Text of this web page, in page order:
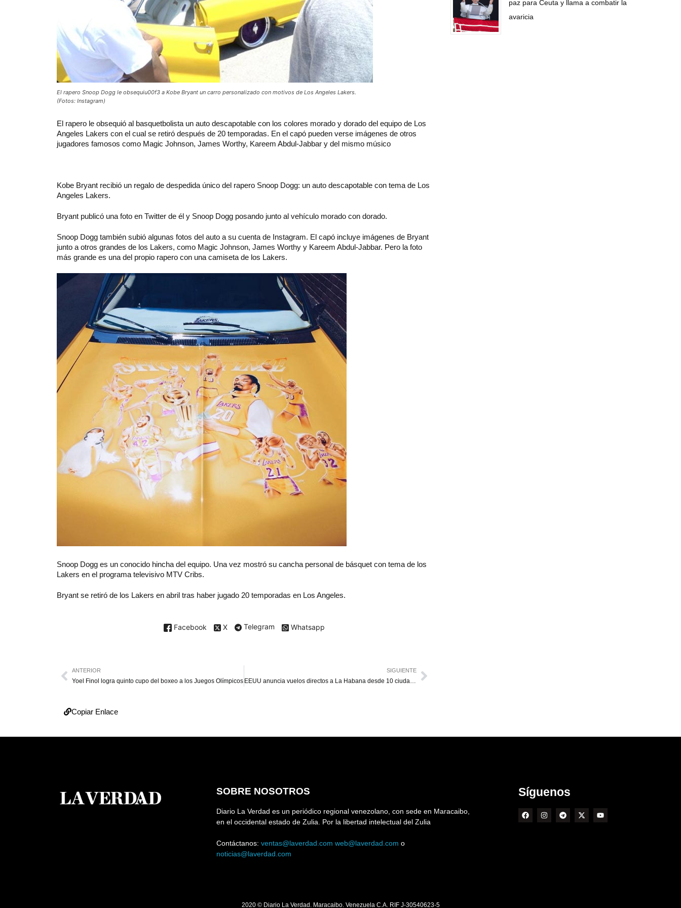
El rapero Snoop Dogg le obsequiu00f3 a Kobe Bryant un carro personalizado con motivos de Los Angeles Lakers.
(Fotos: Instagram)
El rapero le obsequió al basquetbolista un auto descapotable con los colores morado y dorado del equipo de Los
Angeles Lakers con el cual se retiró después de 20 temporadas. En el capó pueden verse imágenes de otros
jugadores famosos como Magic Johnson, James Worthy, Kareem Abdul-Jabbar y del mismo músico
Kobe Bryant recibió un regalo de despedida único del rapero Snoop Dogg: un auto descapotable con tema de Los
Angeles Lakers.
Bryant publicó una foto en Twitter de él y Snoop Dogg posando junto al vehículo morado con dorado.
Snoop Dogg también subió algunas fotos del auto a su cuenta de Instagram. El capó incluye imágenes de Bryant
junto a otros grandes de los Lakers, como Magic Johnson, James Worthy y Kareem Abdul-Jabbar. Pero la foto
más grande es una del propio rapero con una camiseta de los Lakers.
Snoop Dogg es un conocido hincha del equipo. Una vez mostró su cancha personal de básquet con tema de los
Lakers en el programa televisivo MTV Cribs.
Bryant se retiró de los Lakers en abril tras haber jugado 20 temporadas en Los Angeles.
Facebook X Telegram Whatsapp
paz para Ceuta y llama a combatir la
avaricia
ANTERIOR
Yoel Finol logra quinto cupo del boxeo a los Juegos Olímpicos
SIGUIENTE
Copiar Enlace
SOBRE NOSOTROS
Diario La Verdad es un periódico regional venezolano, con sede en Maracaibo,
en el occidental estado de Zulia. Por la libertad intelectual del Zulia
Contáctanos: ventas@laverdad.com web@laverdad.com o
noticias@laverdad.com
Síguenos
2020 © Diario La Verdad. Maracaibo. Venezuela C.A. RIF J-30540623-5